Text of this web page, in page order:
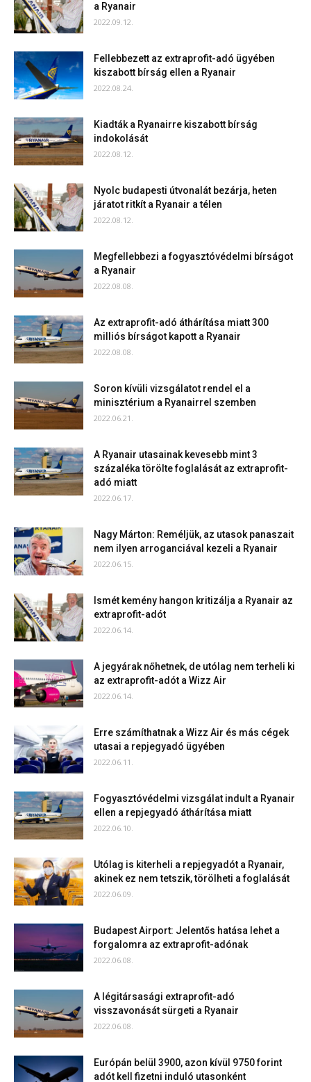
a Ryanair
2022.09.12.
Fellebbezett az extraprofit-adó ügyében
kiszabott bírság ellen a Ryanair
2022.08.24.
Kiadták a Ryanairre kiszabott bírság
indokolását
2022.08.12.
Nyolc budapesti útvonalát bezárja, heten
járatot ritkít a Ryanair a télen
2022.08.12.
Megfellebbezi a fogyasztóvédelmi bírságot
a Ryanair
2022.08.08.
Az extraprofit-adó áthárítása miatt 300
milliós bírságot kapott a Ryanair
2022.08.08.
Soron kívüli vizsgálatot rendel el a
minisztérium a Ryanairrel szemben
2022.06.21.
A Ryanair utasainak kevesebb mint 3
százaléka törölte foglalását az extraprofit-
adó miatt
2022.06.17.
Nagy Márton: Reméljük, az utasok panaszait
nem ilyen arroganciával kezeli a Ryanair
2022.06.15.
Ismét kemény hangon kritizálja a Ryanair az
extraprofit-adót
2022.06.14.
A jegyárak nőhetnek, de utólag nem terheli ki
az extraprofit-adót a Wizz Air
2022.06.14.
Erre számíthatnak a Wizz Air és más cégek
utasai a repjegyadó ügyében
2022.06.11.
Fogyasztóvédelmi vizsgálat indult a Ryanair
ellen a repjegyadó áthárítása miatt
2022.06.10.
Utólag is kiterheli a repjegyadót a Ryanair,
akinek ez nem tetszik, törölheti a foglalását
2022.06.09.
Budapest Airport: Jelentős hatása lehet a
forgalomra az extraprofit-adónak
2022.06.08.
A légitársasági extraprofit-adó
visszavonását sürgeti a Ryanair
2022.06.08.
Európán belül 3900, azon kívül 9750 forint
adót kell fizetni induló utasonként